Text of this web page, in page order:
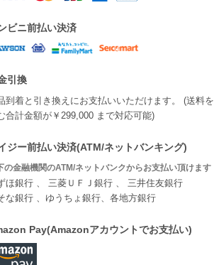
ビニ前払い決済
引換
到着と引き換えにお支払いいただけます。 (送料を
合計金額が￥299,000 まで対応可能)
ジー前払い決済(ATM/ネットバンキング)
の金融機関のATM/ネットバンクからお支払い頂けます
ほ銀行 、 三菱ＵＦＪ銀行 、 三井住友銀行
な銀行 、ゆうちょ銀行、各地方銀行
Pay(Amazonアカウントでお支払い)